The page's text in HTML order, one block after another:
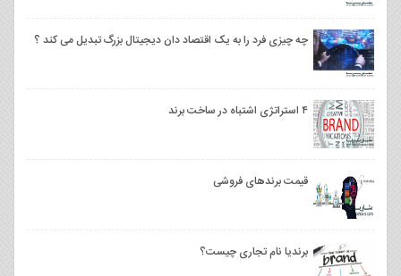
چه چیزی فرد را به یک اقتصاد دان دیجیتال بزرگ تبدیل می کند ؟
۴ استراتژی اشتباه در ساخت برند
قیمت برندهای فروشی
برندیا نام تجاری چیست؟